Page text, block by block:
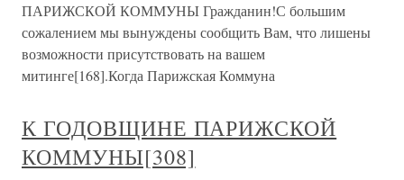
ПАРИЖСКОЙ КОММУНЫ Гражданин!С большим
сожалением мы вынуждены сообщить Вам, что лишены
возможности присутствовать на вашем
митинге[168].Когда Парижская Коммуна
К ГОДОВЩИНЕ ПАРИЖСКОЙ
КОММУНЫ[308]